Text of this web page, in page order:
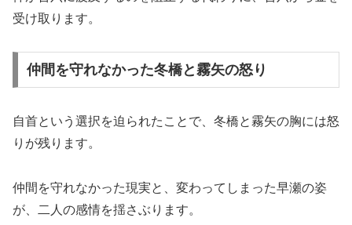
受け取ります。
仲間を守れなかった冬橋と霧矢の怒り
自首という選択を迫られたことで、冬橋と霧矢の胸には怒
りが残ります。
仲間を守れなかった現実と、変わってしまった早瀬の姿
が、二人の感情を揺さぶります。